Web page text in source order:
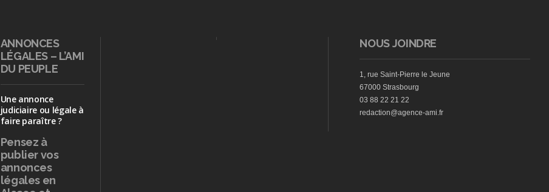
ANNONCES
LÉGALES – L’AMI
DU PEUPLE
Une annonce
judiciaire ou légale à
faire paraître ?
Pensez à
publiervos
annonces
légales en
NOUS JOINDRE
1, rue Saint-Pierre le Jeune
67000 Strasbourg
03 88 22 21 22
redaction@agence-ami.fr